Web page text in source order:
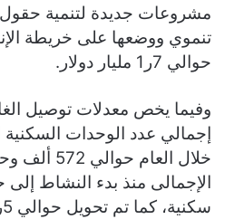
تنموي ووضعها على خريطة
حوالي 7ر1 مليار دولار.
وفيما يخص معدلات توصيل
إجمالي عدد الوحدات السكنية
خلال العام